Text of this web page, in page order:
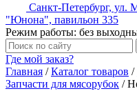
Санкт-Петербург, ул.
"Юнона", павильон 335
Режим работы: без
Где мой заказ?
Главная /Каталог товаров /
Запчасти для мясорубок /